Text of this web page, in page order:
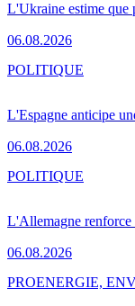
L'Ukraine estime que
06.08.2026
L'Espagne anticipe
06.08.2026
POLITIQUE
L'Allemagne renforce
06.08.2026
POLITIQUE
PROENERGIE,